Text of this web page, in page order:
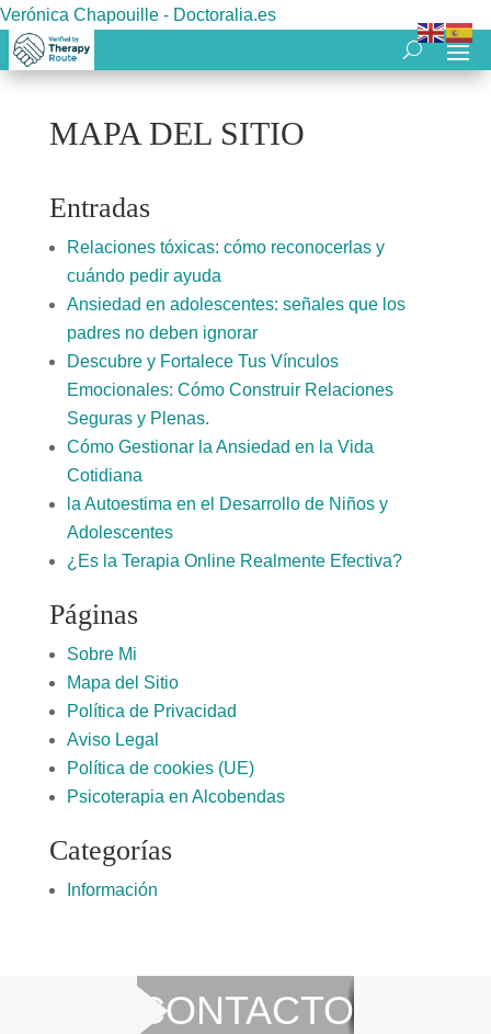
Verónica Chapouille - Doctoralia.es
MAPA DEL SITIO
Entradas
Relaciones tóxicas: cómo reconocerlas y
cuándo pedir ayuda
Ansiedad en adolescentes: señales que los
padres no deben ignorar
Descubre y Fortalece Tus Vínculos
Emocionales: Cómo Construir Relaciones
Seguras y Plenas.
Cómo Gestionar la Ansiedad en la Vida
Cotidiana
la Autoestima en el Desarrollo de Niños y
Adolescentes
¿Es la Terapia Online Realmente Efectiva?
Páginas
Sobre Mi
Mapa del Sitio
Política de Privacidad
Aviso Legal
Política de cookies (UE)
Psicoterapia en Alcobendas
Categorías
Información
CONTACTO